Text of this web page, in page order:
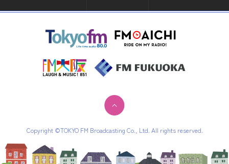
Copyright ©TOKYO FM Broadcasting Co., Ltd. All rights reserved.